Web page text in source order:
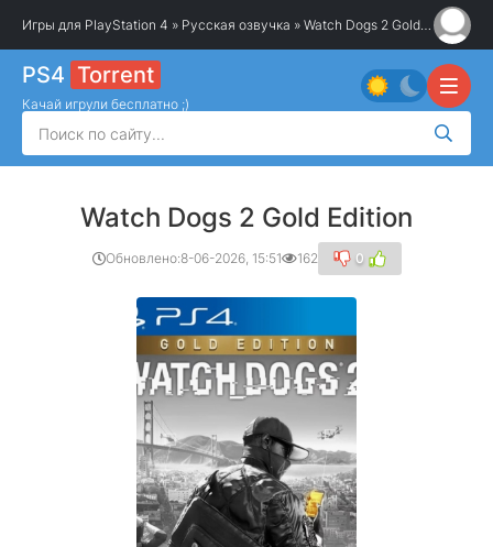
Игры для PlayStation 4 » Русская озвучка » Watch Dogs 2 Gold Edition
PS4 Torrent
Качай игрули бесплатно ;)
Watch Dogs 2 Gold Edition
Обновлено:8-06-2026, 15:51 162 0